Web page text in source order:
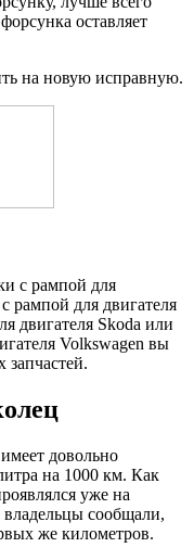
оставляет
на новую исправную.
с рампой для
рампой для двигателя
двигателя Skoda или
Volkswagen вы
запчастей.
довольно
на 1000 км. Как
уже на
сообщали,
же километров.